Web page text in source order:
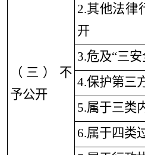
（三）不
予公开
2.其他法律
开
3.危及“三
4.保护第三
5.属于三类
6.属于四类